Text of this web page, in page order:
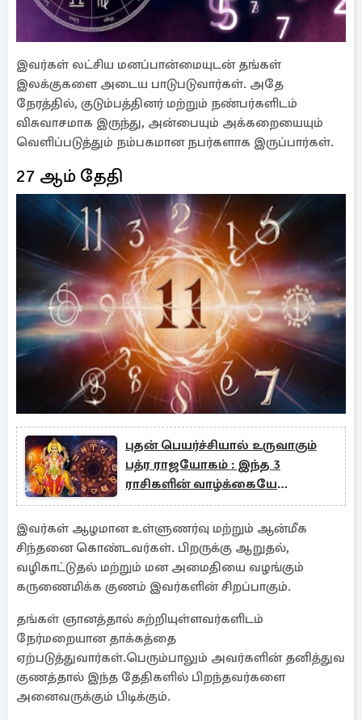
இவர்கள் லட்சிய மனப்பான்மையுடன் தங்கள்
இலக்குகளை அடைய பாடுபடுவார்கள். அதே
நேரத்தில், குடும்பத்தினர் மற்றும் நண்பர்களிடம்
விசுவாசமாக இருந்து, அன்பையும் அக்கறையையும்
வெளிப்படுத்தும் நம்பகமான நபர்களாக இருப்பார்கள்.
27 ஆம் தேதி
புதன் பெயர்ச்சியால் உருவாகும்
பத்ர ராஜயோகம் : இந்த 3
ராசிகளின் வாழ்க்கையே
மாறப்போகுது!
இவர்கள் ஆழமான உள்ளுணர்வு மற்றும் ஆன்மீக
சிந்தனை கொண்டவர்கள். பிறருக்கு ஆறுதல்,
வழிகாட்டுதல் மற்றும் மன அமைதியை வழங்கும்
கருணைமிக்க குணம் இவர்களின் சிறப்பாகும்.
தங்கள் ஞானத்தால் சுற்றியுள்ளவர்களிடம்
நேர்மறையான தாக்கத்தை
ஏற்படுத்துவார்கள்.பெரும்பாலும் அவர்களின் தனித்துவ
குணத்தால் இந்த தேதிகளில் பிறந்தவர்களை
அனைவருக்கும் பிடிக்கும்.